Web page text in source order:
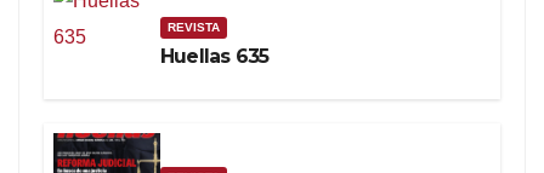
REVISTA
Huellas 635